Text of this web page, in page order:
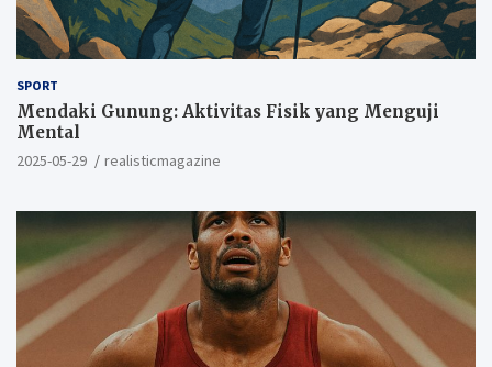
SPORT
Mendaki Gunung: Aktivitas Fisik yang Menguji
Mental
2025-05-29 realisticmagazine